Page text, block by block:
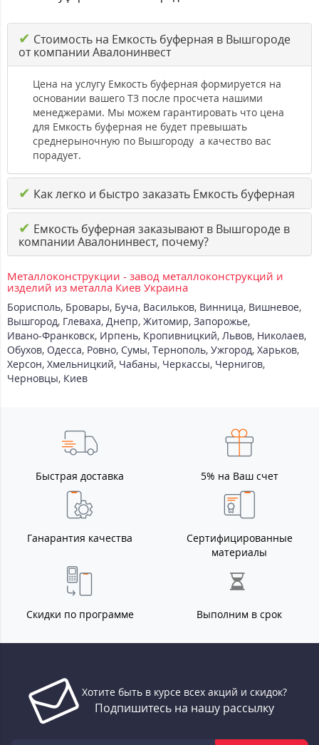
✔ Стоимость на Емкость буферная в Вышгороде
от компании Авалонинвест
Цена на услугу Емкость буферная формируется на
основании вашего ТЗ после просчета нашими
менеджерами. Мы можем гарантировать что цена
для Емкость буферная не будет превышать
среднерыночную по Вышгороду а качество вас
порадует.
✔ Как легко и быстро заказать Емкость буферная
✔ Емкость буферная заказывают в Вышгороде в
компании Авалонинвест, почему?
Металлоконструкции - завод металлоконструкций и
изделий из металла Киев Украина
Борисполь, Бровары, Буча, Васильков, Винница, Вишневое,
Вышгород, Глеваха, Днепр, Житомир, Запорожье,
Ивано-Франковск, Ирпень, Кропивницкий, Львов, Николаев,
Обухов, Одесса, Ровно, Сумы, Тернополь, Ужгород, Харьков,
Херсон, Хмельницкий, Чабаны, Черкассы, Чернигов,
Черновцы, Киев
Быстрая доставка 5% на Ваш счет
Ганарантия качества
Сертифицированные
материалы
Скидки по программе Выполним в срок
Хотите быть в курсе всех акций и скидок?
Подпишитесь на нашу рассылку